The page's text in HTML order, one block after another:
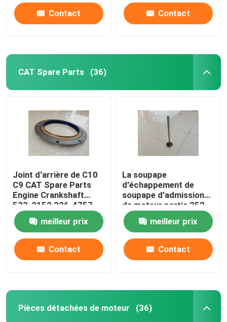
Contact Contact
CAT Spare Parts (36)
Joint d'arrière de C10
C9 CAT Spare Parts
Engine Crankshaft
533-2152 226-4757
2264757
meilleur prix
Contact
La soupape
d'échappement de
soupape d'admission
de moteur partie 252-
7802 224-3030
adaptée aux besoins du
client
meilleur prix
Contact
Pièces détachées de moteur (36)